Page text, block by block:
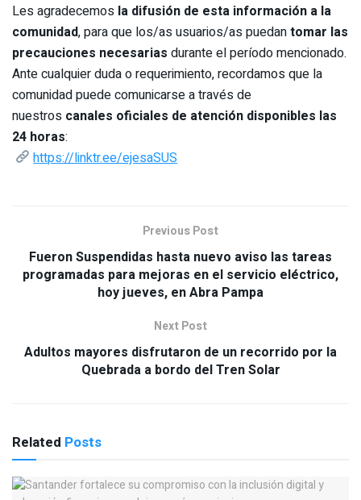
Les agradecemos la difusión de esta información a la
comunidad, para que los/as usuarios/as puedantomar las
precauciones necesarias durante el período mencionado.
Ante cualquier duda o requerimiento, recordamos que la
comunidad puede comunicarse a través de
nuestros canales oficiales de atención disponibles las
24 horas:
https://linktr.ee/ejesaSUS
Previous Post
Fueron Suspendidas hasta nuevo aviso las tareas
programadas para mejoras en el servicio eléctrico,
hoy jueves, en Abra Pampa
Next Post
Adultos mayores disfrutaron de un recorrido por la
Quebrada a bordo del Tren Solar
Related Posts